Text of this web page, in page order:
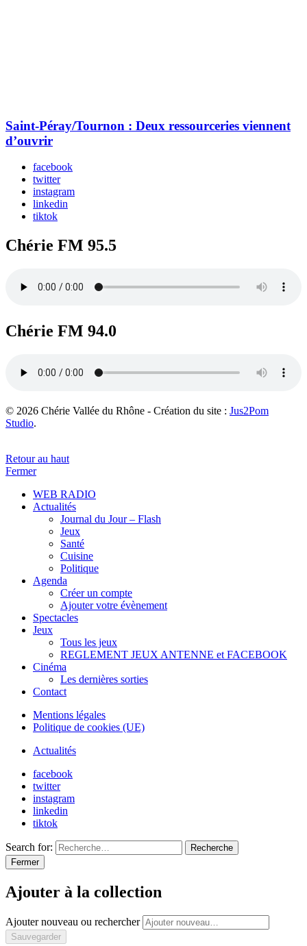
Saint-Péray/Tournon : Deux ressourceries viennent
d’ouvrir
facebook
twitter
instagram
linkedin
tiktok
Chérie FM 95.5
Chérie FM 94.0
© 2026 Chérie Vallée du Rhône - Création du site : Jus2Pom
Studio.
Retour au haut
Fermer
WEB RADIO
Actualités
Journal du Jour – Flash
Jeux
Santé
Cuisine
Politique
Agenda
Créer un compte
Ajouter votre évènement
Spectacles
Jeux
Tous les jeux
REGLEMENT JEUX ANTENNE et FACEBOOK
Cinéma
Les dernières sorties
Contact
Mentions légales
Politique de cookies (UE)
Actualités
facebook
twitter
instagram
linkedin
tiktok
Search for:
Recherche
Fermer
Ajouter à la collection
Ajouter nouveau ou rechercher